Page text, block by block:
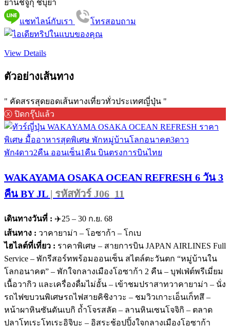
ย่านชิจูกุ ชิบุย่า
แชทไลน์กับเรา โทรสอบถาม
View Details
ตัวอย่างเส้นทาง
" คัดสรรสุดยอดเส้นทางเที่ยวทั่วประเทศญี่ปุ่น "
ⓧ ปิดกรุ๊ปแล้ว
WAKAYAMA OSAKA OCEAN REFRESH 6 วัน 3
คืน BY JL | รหัสทัวร์ J06_11
เดินทางวันที่ : ✈️25 – 30 ก.ย. 68
เส้นทาง : วาคายาม่า – โอซาก้า – โกเบ
ไฮไลต์ที่เที่ยว : ราคาพิเศษ – สายการบิน JAPAN AIRLINES Full
Service – พักรีสอร์ทพร้อมออนเซ็น สไตล์ตะวันตก “หมู่บ้านใน
โลกอนาคต” – พักใจกลางเมืองโอซาก้า 2 คืน – บุฟเฟ่ต์พรีเมี่ยม
เนื้อวากิว และเครื่องดื่มไม่อั้น – เข้าชมปราสาทวาคายาม่า – นั่ง
รถไฟขบวนพิเศษรถไฟสายคิชิงาวะ – ชมวิวเกาะเอ็นเก็ทสึ –
หน้าผาหินซันดันเบกิ ถ้ำโจรสลัด – ลานหินเซนโจจิกิ – ตลาด
ปลาโทเระโทเระอิจิบะ – อิสระช้อปปิ้งใจกลางเมืองโอซาก้า